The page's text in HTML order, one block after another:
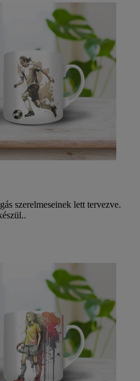
szerelmeseinek lett tervezve.